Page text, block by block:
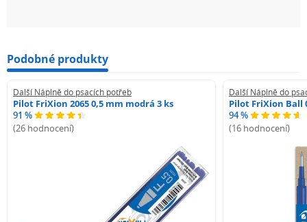
Podobné produkty
Další Náplně do psacích potřeb
Pilot FriXion 2065 0,5 mm modrá 3 ks
91 %
(26 hodnocení)
Další Náplně do
Pilot FriXion Ball
94 %
(16 hodnocení)